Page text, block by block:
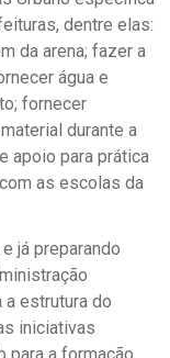
dentre elas:
da arena; fazer a
água e
fornecer
durante a
apoio para prática
as escolas da
já preparando
a estrutura do
iniciativas